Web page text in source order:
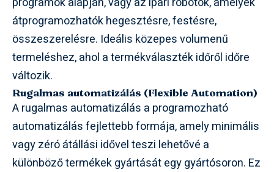
átprogramozhatók hegesztésre, festésre,
összeszerelésre. Ideális közepes volumenű
termeléshez, ahol a termékválaszték időről időre
változik.
Rugalmas automatizálás (Flexible Automation)
A rugalmas automatizálás a programozható
automatizálás fejlettebb formája, amely minimális
vagy zéró átállási idővel teszi lehetővé a
különböző termékek gyártását egy gyártósoron. Ez